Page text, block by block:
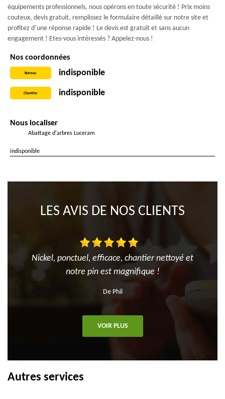
équipements professionnels, nous opérons en toute sécurité ! Prix moins
couteux, devis gratuit, remplissez le formulaire détaillé sur notre site et
profitez d’une réponse rapide ! Le devis est gratuit et sans aucun
engagement ! Etes-vous intéressés ? Appelez-nous !
Nos coordonnées
Bureau indisponible
Chantier indisponible
Nous localiser
Abattage d'arbres Luceram
indisponible
LES AVIS DE NOS CLIENTS
Nickel, ponctuel, efficace, chantier nettoyé et
notre pin est magnifique !
De Phil
VOIR PLUS
Autres services